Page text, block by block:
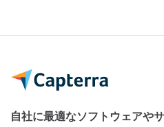
自社に最適なソフトウェアや